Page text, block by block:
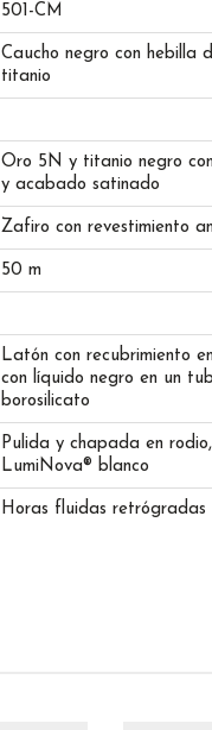
501-CM
Caucho negro con hebilla
titanio
Oro 5N y titanio negro
y acabado satinado
Zafiro con revestimiento
50 m
Latón con recubrimiento
con líquido negro en un
borosilicato
Pulida y chapada en
LumiNova® blanco
Horas fluidas retrógradas